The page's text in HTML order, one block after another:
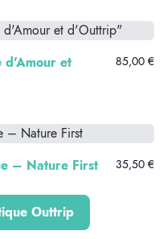
d'Amour et
85,00 €
– Nature First 35,50 €
Outtrip